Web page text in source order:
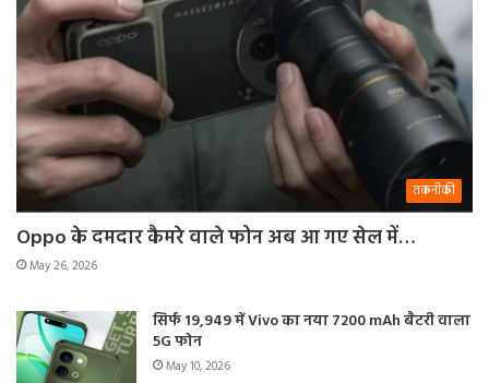
तकनीकी
Oppo के दमदार कैमरे वाले फोन अब आ गए सेल में…
May 26, 2026
सिर्फ 19,949 में Vivo का नया 7200 mAh बैटरी वाला
5G फोन
May 10, 2026